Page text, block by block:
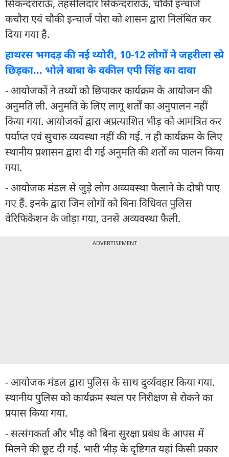
सिकन्दराराऊ, तहसीलदार सिकन्दराराऊ, चौकी इन्चार्ज
कचौरा एवं चौकी इन्चार्ज पोरा को शासन द्वारा निलंबित कर
दिया गया है.
हाथरस भगदड़ की नई थ्योरी, 10-12 लोगों ने जहरीला स्प्रे
छिड़का... भोले बाबा के वकील एपी सिंह का दावा
- आयोजकों ने तथ्यों को छिपाकर कार्यक्रम के आयोजन की
अनुमति ली. अनुमति के लिए लागू शर्तों का अनुपालन नहीं
किया गया. आयोजकों द्वारा अप्रत्याशित भीड़ को आमंत्रित कर
पर्याप्त एवं सुचारु व्यवस्था नहीं की गई. न ही कार्यक्रम के लिए
स्थानीय प्रशासन द्वारा दी गई अनुमति की शर्तों का पालन किया
गया.
- आयोजक मंडल से जुड़े लोग अव्यवस्था फैलाने के दोषी पाए
गए हैं. इनके द्वारा जिन लोगों को बिना विधिवत पुलिस
वेरिफिकेशन के जोड़ा गया, उनसे अव्यवस्था फैली.
ADVERTISEMENT
- आयोजक मंडल द्वारा पुलिस के साथ दुर्व्यवहार किया गया.
स्थानीय पुलिस को कार्यक्रम स्थल पर निरीक्षण से रोकने का
प्रयास किया गया.
- सत्संगकर्ता और भीड़ को बिना सुरक्षा प्रबंध के आपस में
मिलने की छूट दी गई. भारी भीड़ के दृष्टिगत यहां किसी प्रकार